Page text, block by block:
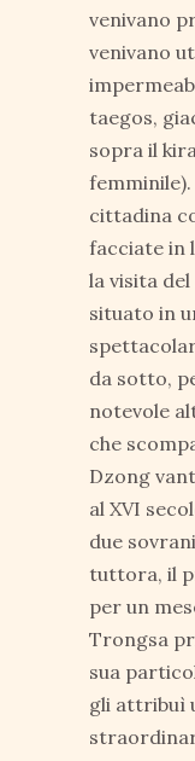
venivano
venivano
taegos,
sopra il
cittadina
facciate in
la visita
situato in
da sotto,
notevole
che
Dzong
al XVI
due
tuttora, il
per un
Trongsa
sua
gli attribuì